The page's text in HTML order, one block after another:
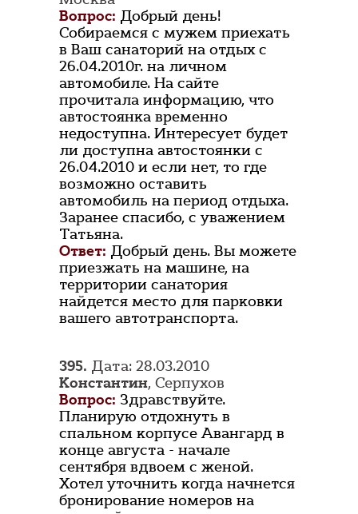
Вопрос: Добрый день!
Собираемся с мужем приехать
в Ваш санаторий на отдых с
26.04.2010г. на личном
автомобиле. На сайте
прочитала информацию, что
автостоянка временно
недоступна. Интересует будет
ли доступна автостоянки с
26.04.2010 и если нет, то где
возможно оставить
автомобиль на период отдыха.
Заранее спасибо, с уважением
Татьяна.
Ответ: Добрый день. Вы можете
приезжать на машине, на
территории санатория
найдется место для парковки
вашего автотранспорта.
395. Дата: 28.03.2010
Константин, Серпухов
Вопрос: Здравствуйте.
Планирую отдохнуть в
спальном корпусе Авангард в
конце августа - начале
сентября вдвоем с женой.
Хотел уточнить когда начнется
бронирование номеров на